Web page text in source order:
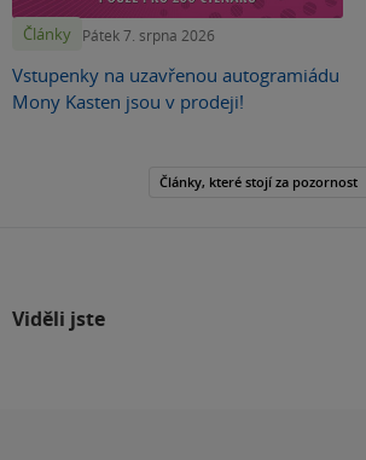
Články Pátek 7. srpna 2026
Vstupenky na uzavřenou autogramiádu
Mony Kasten jsou v prodeji!
Články, které stojí za pozornost
Viděli jste